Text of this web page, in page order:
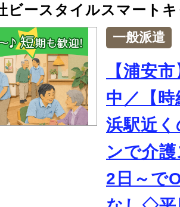
ビースタイルスマート
一般派遣
【浦安
中／【
浜駅近
ンで介
2日～で